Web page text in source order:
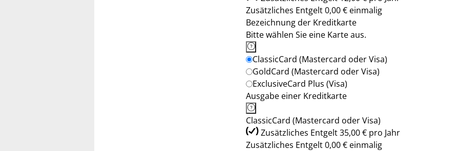
Zusätzliches Entgelt 0,00 € einmalig
Bezeichnung der Kreditkarte
Bitte wählen Sie eine Karte aus.
ClassicCard (Mastercard oder Visa)
GoldCard (Mastercard oder Visa)
ExclusiveCard Plus (Visa)
Ausgabe einer Kreditkarte
ClassicCard (Mastercard oder Visa)
Zusätzliches Entgelt 35,00 € pro Jahr
Zusätzliches Entgelt 0,00 € einmalig